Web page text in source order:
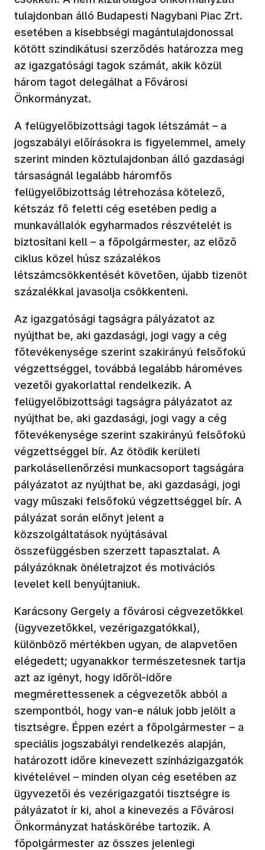
tulajdonban álló Budapesti Nagybani Piac Zrt.
esetében a kisebbségi magántulajdonossal
kötött szindikátusi szerződés határozza meg
az igazgatósági tagok számát, akik közül
három tagot delegálhat a Fővárosi
Önkormányzat.
A felügyelőbizottsági tagok létszámát – a
jogszabályi előírásokra is figyelemmel, amely
szerint minden köztulajdonban álló gazdasági
társaságnál legalább háromfős
felügyelőbizottság létrehozása kötelező,
kétszáz fő feletti cég esetében pedig a
munkavállalók egyharmados részvételét is
biztosítani kell – a főpolgármester, az előző
ciklus közel húsz százalékos
létszámcsökkentését követően, újabb tizenöt
százalékkal javasolja csökkenteni.
Az igazgatósági tagságra pályázatot az
nyújthat be, aki gazdasági, jogi vagy a cég
főtevékenysége szerint szakirányú felsőfokú
végzettséggel, továbbá legalább hároméves
vezetői gyakorlattal rendelkezik. A
felügyelőbizottsági tagságra pályázatot az
nyújthat be, aki gazdasági, jogi vagy a cég
főtevékenysége szerint szakirányú felsőfokú
végzettséggel bír. Az ötödik kerületi
parkolásellenőrzési munkacsoport tagságára
pályázatot az nyújthat be, aki gazdasági, jogi
vagy műszaki felsőfokú végzettséggel bír. A
pályázat során előnyt jelent a
közszolgáltatások nyújtásával
összefüggésben szerzett tapasztalat. A
pályázóknak önéletrajzot és motivációs
levelet kell benyújtaniuk.
Karácsony Gergely a fővárosi cégvezetőkkel
(ügyvezetőkkel, vezérigazgatókkal),
különböző mértékben ugyan, de alapvetően
elégedett; ugyanakkor természetesnek tartja
azt az igényt, hogy időről-időre
megmérettessenek a cégvezetők abból a
szempontból, hogy van-e náluk jobb jelölt a
tisztségre. Éppen ezért a főpolgármester – a
speciális jogszabályi rendelkezés alapján,
határozott időre kinevezett színházigazgatók
kivételével – minden olyan cég esetében az
ügyvezetői és vezérigazgatói tisztségre is
pályázatot ír ki, ahol a kinevezés a Fővárosi
Önkormányzat hatáskörébe tartozik. A
főpolgármester az összes jelenlegi